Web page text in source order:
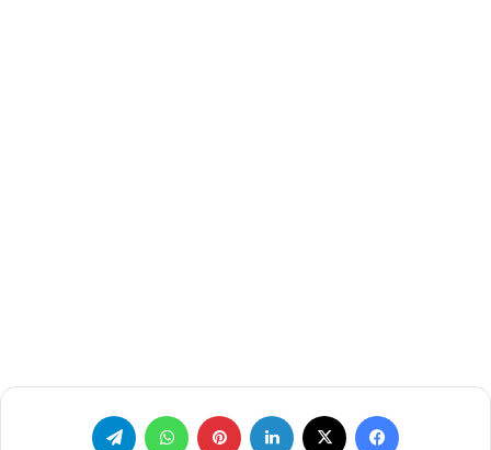
فيسبوك لينكدإن بينتيريست واتساب